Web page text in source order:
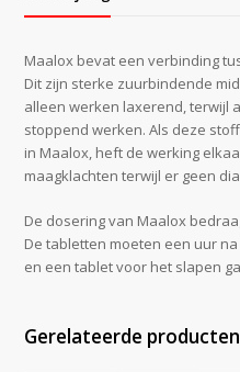
Maalox bevat een verbinding
Dit zijn sterke zuurbindende
alleen werken laxerend, terwijl
stoppend werken. Als deze
in Maalox, heft de werking
maagklachten terwijl er geen
De dosering van Maalox
De tabletten moeten een uur
en een tablet voor het slapen
Gerelateerde producten